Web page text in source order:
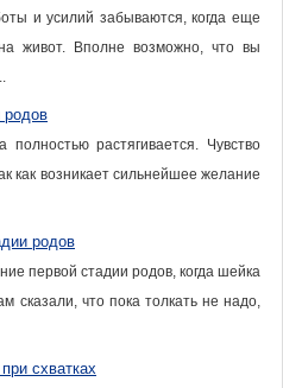
и усилий забываются, когда еще
живот. Вполне возможно, что вы
родов
растягивается. Чувство
как возникает сильнейшее желание
родов
первой стадии родов, когда шейка
сказали, что пока толкать не надо,
схватках